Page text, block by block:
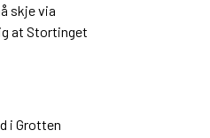
skje via
at Stortinget
i Grotten